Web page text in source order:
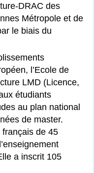
DRAC des
Métropole et de
le biais du
l’Ecole de
LMD (Licence,
étudiants
au plan national
de master.
français de 45
a inscrit 105